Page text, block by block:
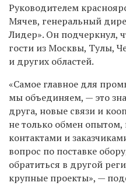
Руководителем
Мячев, генеральный
Лидер». Он подчеркнул,
гости из Москвы, Тулы,
и других областей.
«Самое главное для
мы объединяем, — это
друга, новые связи и
не только обмен
контактами и
вопрос по поставке
обратиться в другой
крупные проекты», —